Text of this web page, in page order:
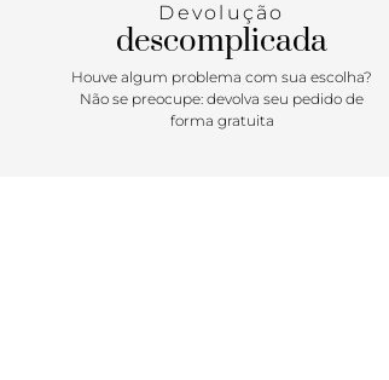
Devolução
descomplicada
Houve algum problema com sua escolha?
Não se preocupe: devolva seu pedido de
forma gratuita